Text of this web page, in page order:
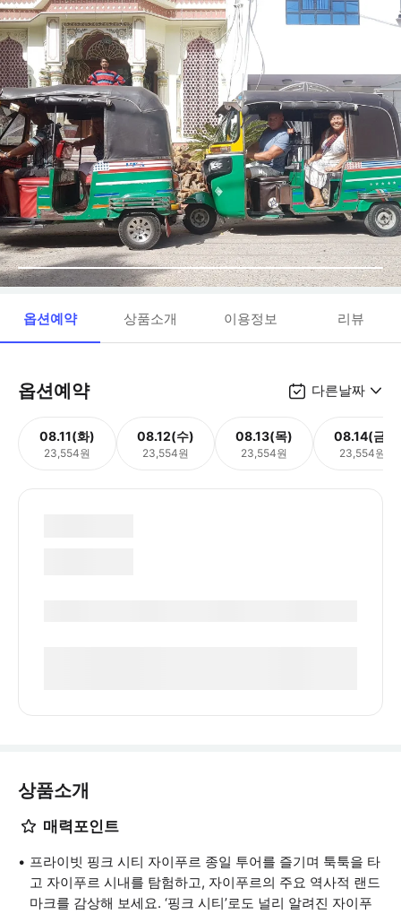
옵션예약 상품소개 이용정보 리뷰
옵션예약 다른날짜
08.11(화)
23,554원
08.12(수)
23,554원
08.13(목)
23,554원
08.14(금)
23,554원
상품소개
매력포인트
프라이빗 핑크 시티 자이푸르 종일 투어를 즐기며 툭툭을 타
고 자이푸르 시내를 탐험하고, 자이푸르의 주요 역사적 랜드
마크를 감상해 보세요. ‘핑크 시티’로도 널리 알려진 자이푸